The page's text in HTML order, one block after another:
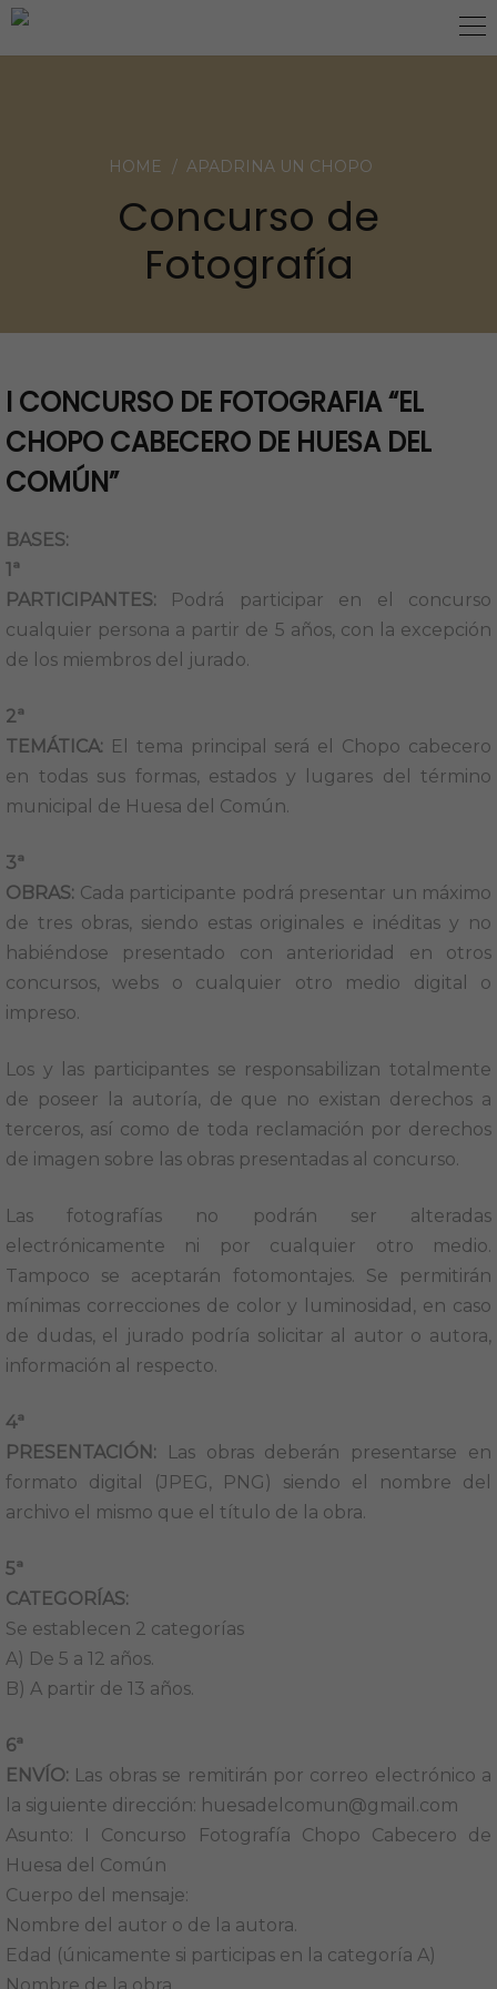
HOME APADRINA UN CHOPO
Concurso de
Fotografía
I CONCURSO DE FOTOGRAFIA “EL
CHOPO CABECERO DE HUESA DEL
COMÚN”
BASES:
1ª
PARTICIPANTES: Podrá participar en el concurso
cualquier persona a partir de 5 años, con la excepción
de los miembros del jurado.
2ª
TEMÁTICA: El tema principal será el Chopo cabecero
en todas sus formas, estados y lugares del término
municipal de Huesa del Común.
3ª
OBRAS: Cada participante podrá presentar un máximo
de tres obras, siendo estas originales e inéditas y no
habiéndose presentado con anterioridad en otros
concursos, webs o cualquier otro medio digital o
impreso.
Los y las participantes se responsabilizan totalmente
de poseer la autoría, de que no existan derechos a
terceros, así como de toda reclamación por derechos
de imagen sobre las obras presentadas al concurso.
Las fotografías no podrán ser alteradas
electrónicamente ni por cualquier otro medio.
Tampoco se aceptarán fotomontajes. Se permitirán
mínimas correcciones de color y luminosidad, en caso
de dudas, el jurado podría solicitar al autor o autora,
información al respecto.
4ª
PRESENTACIÓN: Las obras deberán presentarse en
formato digital (JPEG, PNG) siendo el nombre del
archivo el mismo que el título de la obra.
5ª
CATEGORÍAS:
Se establecen 2 categorías
A) De 5 a 12 años.
B) A partir de 13 años.
6ª
ENVÍO: Las obras se remitirán por correo electrónico a
la siguiente dirección: huesadelcomun@gmail.com
Asunto: I Concurso Fotografía Chopo Cabecero de
Huesa del Común
Cuerpo del mensaje:
Nombre del autor o de la autora.
Edad (únicamente si participas en la categoría A)